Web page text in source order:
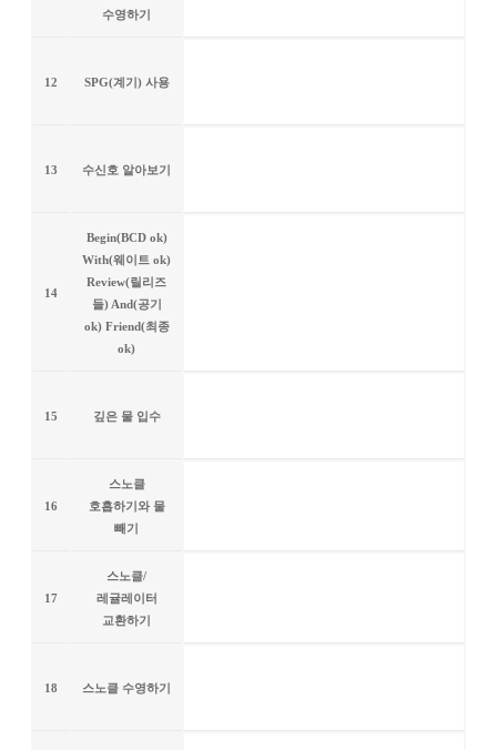
수영하기
12 SPG(계기) 사용
13 수신호 알아보기
14
Begin(BCD ok)
With(웨이트 ok)
Review(릴리즈
들) And(공기
ok) Friend(최종
ok)
15 깊은 물 입수
16
스노클
호흡하기와 물
빼기
17
스노클/
레귤레이터
교환하기
18 스노클 수영하기